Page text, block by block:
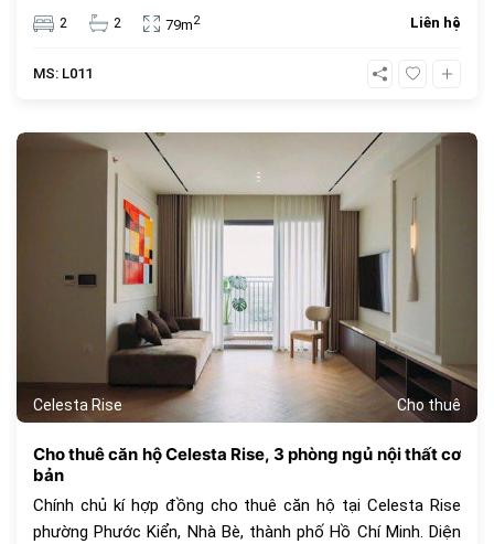
kế giá bán 5,2 tỷ. Tiện ích dự án Celesta Rise mang lại
dành cho cư dân với những dịch vụ tiện nghi, cao cấp
mang tiêu chuẩn của một căn hộ Singapore với hơn 30
tuổi, khu BBQ, khu cấm trại, sân tennis, sân bóng rổ, sân
golf mini, khu tắm hơi, Jacuzzi, khu hát karaoke, trung tâm
Gym và Yoga, công viên cho thú cưng, khu chiếu phim
ngoài trời, khu nhà trên cây, khu cắm trại,..
2 2 79m2 Liên hệ
MS: L011
Celesta Rise Cho thuê
Cho thuê căn hộ Celesta Rise, 3 phòng ngủ nội thất cơ
bản
Chính chủ kí hợp đồng cho thuê căn hộ tại Celesta Rise
phường Phước Kiển, Nhà Bè, thành phố Hồ Chí Minh. Diện